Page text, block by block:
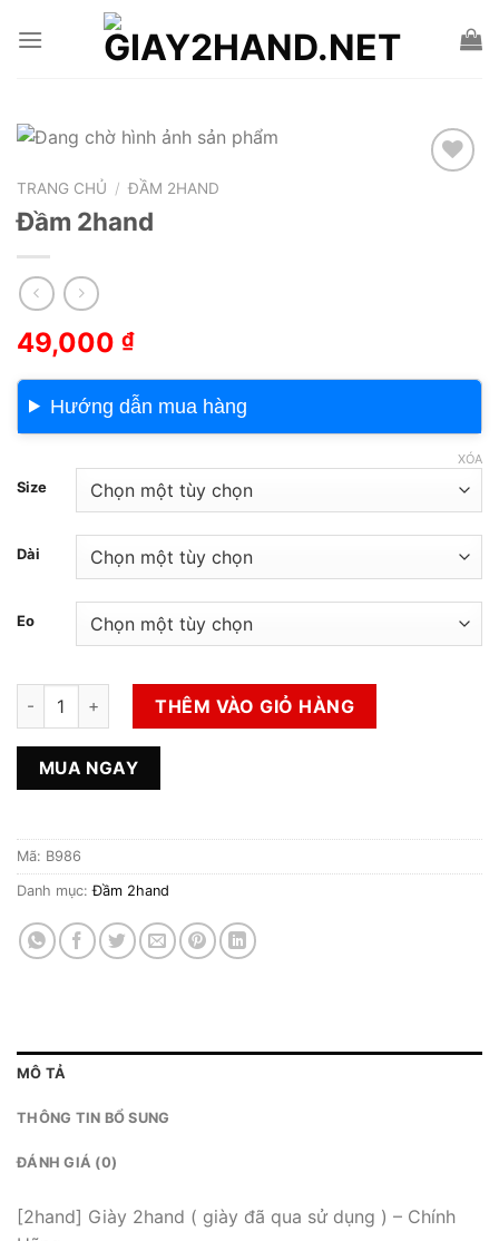
TRANG CHỦ / ĐẦM 2HAND
Đầm 2hand
49,000 ₫
Hướng dẫn mua hàng
Size
Dài
Eo
XÓA
Đầm 2hand số lượngTHÊM VÀO GIỎ HÀNG
MUA NGAY
Mã: B986
Danh mục:Đầm 2hand
MÔ TẢ
THÔNG TIN BỔ SUNG
ĐÁNH GIÁ (0)
[2hand] Giày 2hand ( giày đã qua sử dụng ) – Chính